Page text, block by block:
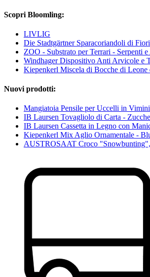
Scopri Bloomling:
LIVLIG
Die Stadtgärtner Sparacoriandoli di
ZOO - Substrato per Terrari - Serpenti
Windhager Dispositivo Anti Arvicole e
Kiepenkerl Miscela di Bocche di Leone
Nuovi prodotti:
Mangiatoia Pensile per Uccelli in
IB Laursen Tovagliolo di Carta - Zucche
IB Laursen Cassetta in Legno con
Kiepenkerl Mix Aglio Ornamentale -
AUSTROSAAT Croco